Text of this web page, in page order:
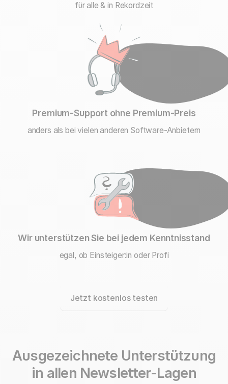
für alle & in Rekordzeit
Premium-Support ohne Premium-Preis
anders als bei vielen anderen Software-Anbietern
Wir unterstützen Sie bei jedem Kenntnisstand
egal, ob Einsteiger:in oder Profi
Jetzt kostenlos testen
Ausgezeichnete Unterstützung
in allen Newsletter-Lagen